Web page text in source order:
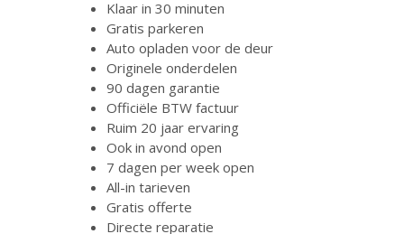
Klaar in 30 minuten
Gratis parkeren
Auto opladen voor de deur
Originele onderdelen
90 dagen garantie
Officiële BTW factuur
Ruim 20 jaar ervaring
Ook in avond open
7 dagen per week open
All-in tarieven
Gratis offerte
Directe reparatie